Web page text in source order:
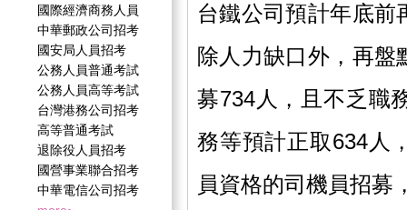
國際經濟商務人員
中華郵政公司招考
國安局人員招考
公務人員普通考試
公務人員高等考試
台灣港務公司招考
高等普通考試
退除役人員招考
國營事業聯合招考
中華電信公司招考
台鐵公司預計年底前
除人力缺口外，再盤
募734人，且不乏職
務等預計正取634人
員資格的司機員招募